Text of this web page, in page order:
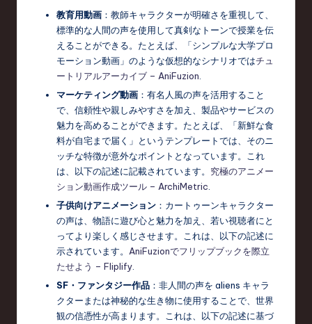
教育用動画 ：教師キャラクターが明確さを重視して、
標準的な人間の声を使用して真剣なトーンで授業を伝
えることができる。たとえば、「シンプルな大学プロ
モーション動画」のような仮想的なシナリオではチュ
ートリアルアーカイブ – AniFuzion
マーケティング動画 ：有名人風の声を活用すること
で、信頼性や親しみやすさを加え、製品やサービスの
魅力を高めることができます。たとえば、「新鮮な食
料が自宅まで届く」というテンプレートでは、そのニ
ッチな特徴が意外なポイントとなっています。これ
は、以下の記述に記載されています。 究極のアニメー
ション動画作成ツール – ArchiMetric
子供向けアニメーション ：カートゥーンキャラクター
の声は、物語に遊び心と魅力を加え、若い視聴者にと
ってより楽しく感じさせます。これは、以下の記述に
示されています。 AniFuzionでフリップブックを際立
たせよう – Fliplify.
SF・ファンタジー作品 ：非人間の声を aliens キャラ
クターまたは神秘的な生き物に使用することで、世界
観の信憑性が高まります。これは、以下の記述に基づ